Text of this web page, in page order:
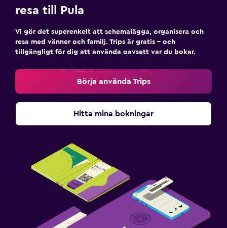
resa till Pula
Vi gör det superenkelt att schemalägga, organisera och
resa med vänner och familj. Trips är gratis – och
tillgängligt för dig att använda oavsett var du bokar.
Börja använda Trips
Hitta mina bokningar